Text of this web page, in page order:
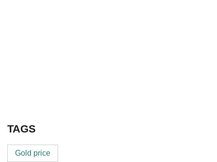
TAGS
Gold price